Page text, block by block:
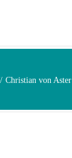
Christian von Aster